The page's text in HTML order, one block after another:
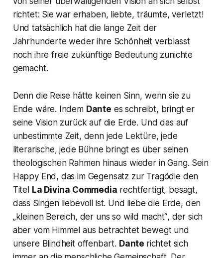
richtet: Sie war erhaben, liebte, träumte, verletzt!
Und tatsächlich hat die lange Zeit der
Jahrhunderte weder ihre Schönheit verblasst
noch ihre freie zukünftige Bedeutung zunichte
gemacht.
Denn die Reise hätte keinen Sinn, wenn sie zu
Ende wäre. Indem Dante es schreibt, bringt er
seine Vision zurück auf die Erde. Und das auf
unbestimmte Zeit, denn jede Lektüre, jede
literarische, jede Bühne bringt es über seinen
theologischen Rahmen hinaus wieder in Gang. Sein
Happy End, das im Gegensatz zur Tragödie den
Titel La Divina Commedia rechtfertigt, besagt,
dass Singen liebevoll ist. Und liebe die Erde, den
„kleinen Bereich, der uns so wild macht“, der sich
aber vom Himmel aus betrachtet bewegt und
unsere Blindheit offenbart. Dante richtet sich